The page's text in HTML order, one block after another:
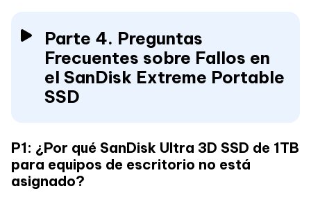
Parte 4. Preguntas
Frecuentes sobre Fallos en
el SanDisk Extreme Portable
SSD
P1: ¿Por qué SanDisk Ultra 3D SSD de 1TB
para equipos de escritorio no está
asignado?